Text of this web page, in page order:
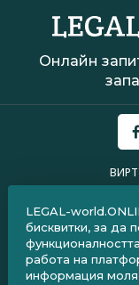
Онлайн
LEGAL-
бисквитки, за да
работа на
информация